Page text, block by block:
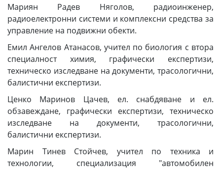
Мариян Радев Няголов, радиоинженер,
радиоелектронни системи и комплексни средства за
управление на подвижни обекти.
Емил Ангелов Атанасов, учител по биология с втора
специалност химия, графически експертизи,
техническо изследване на документи, трасологични,
балистични експертизи.
Ценко Маринов Цачев, ел. снабдяване и ел.
обзавеждане, графически експертизи, техническо
изследване на документи, трасологични,
балистични експертизи.
Марин Тинев Стойчев, учител по техника и
технологии, специализация "автомобилен